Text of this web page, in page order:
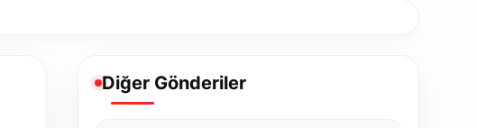
Diğer Gönderiler